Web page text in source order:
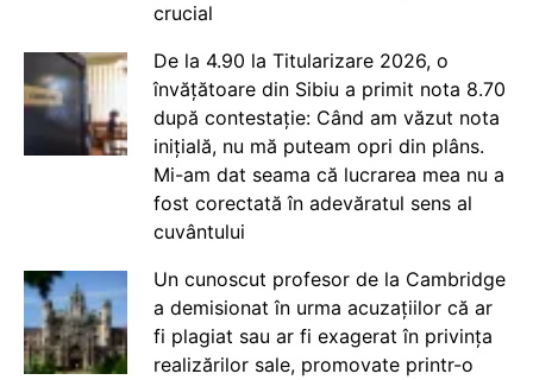
crucial
De la 4.90 la Titularizare 2026, o
învățătoare din Sibiu a primit nota 8.70
după contestație: Când am văzut nota
inițială, nu mă puteam opri din plâns.
Mi-am dat seama că lucrarea mea nu a
fost corectată în adevăratul sens al
cuvântului
Un cunoscut profesor de la Cambridge
a demisionat în urma acuzațiilor că ar
fi plagiat sau ar fi exagerat în privința
realizărilor sale, promovate printr-o